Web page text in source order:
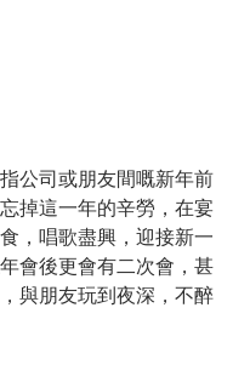
公司或朋友間嘅新年前
掉這一年的辛勞，在宴
，唱歌盡興，迎接新一
會後更會有二次會，甚
與朋友玩到夜深，不醉